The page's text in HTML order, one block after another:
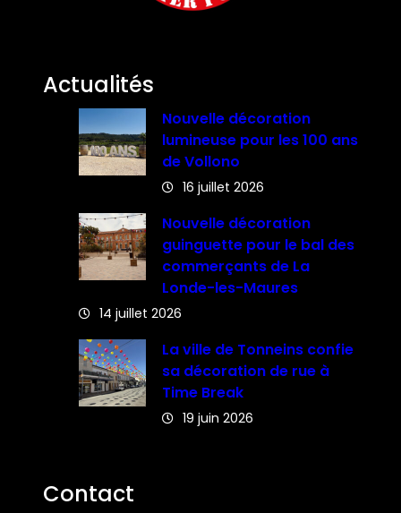
Actualités
Nouvelle décoration
lumineuse pour les 100 ans
de Vollono
16 juillet 2026
Nouvelle décoration
guinguette pour le bal des
commerçants de La
Londe-les-Maures
14 juillet 2026
La ville de Tonneins confie
sa décoration de rue à
Time Break
19 juin 2026
Contact